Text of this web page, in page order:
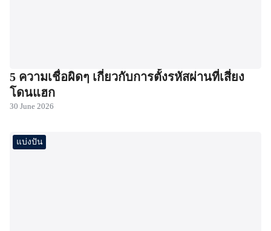
5 ความเชื่อผิดๆ เกี่ยวกับการตั้งรหัสผ่านที่เสี่ยง
โดนแฮก
30 June 2026
แบ่งปัน